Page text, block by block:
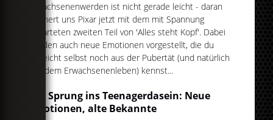
Erwachsenenwerden ist nicht gerade leicht - daran
erinnert uns Pixar jetzt mit dem mit Spannung
erwarteten zweiten Teil von 'Alles steht Kopf'. Dabei
werden auch neue Emotionen vorgestellt, die du
vielleicht selbst noch aus der Pubertät (und natürlich
aus dem Erwachsenenleben) kennst...
Der Sprung ins Teenagerdasein: Neue
Emotionen, alte Bekannte